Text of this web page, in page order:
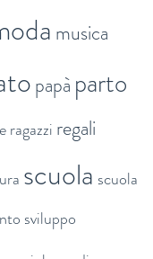
musica
papà parto
ragazzi regali
scuola scuola
sviluppo